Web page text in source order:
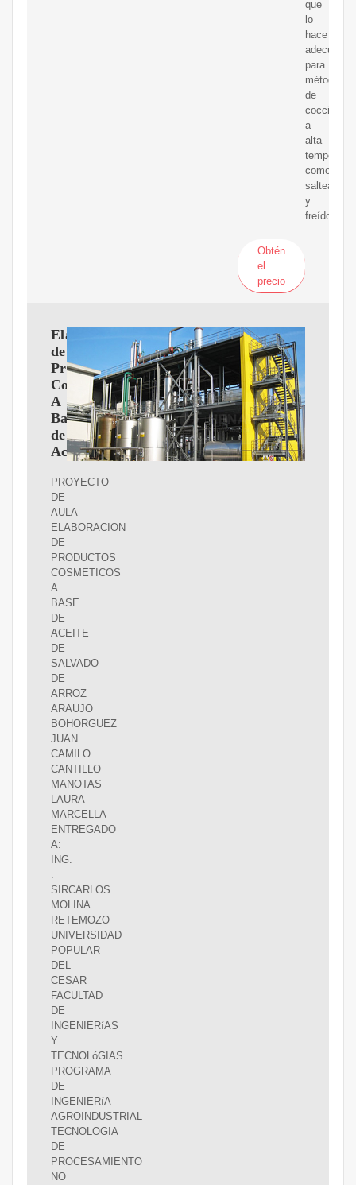
que
lo
hace
adecuado
para
métodos
de
cocción
a
alta
como
salteado
y
freído.
Obtén
el
precio
Elaboracion
de
Productos
Cosmeticos
A
Base
de
Aceite
PROYECTO
DE
AULA
ELABORACION
DE
PRODUCTOS
COSMETICOS
A
BASE
DE
ACEITE
DE
SALVADO
DE
ARROZ
ARAUJO
BOHORGUEZ
JUAN
CAMILO
CANTILLO
MANOTAS
LAURA
MARCELLA
ENTREGADO
A:
ING.
.
SIRCARLOS
MOLINA
RETEMOZO
UNIVERSIDAD
POPULAR
DEL
CESAR
FACULTAD
DE
INGENIERíAS
Y
TECNOLóGIAS
PROGRAMA
DE
INGENIERíA
AGROINDUSTRIAL
TECNOLOGIA
DE
PROCESAMIENTO
NO